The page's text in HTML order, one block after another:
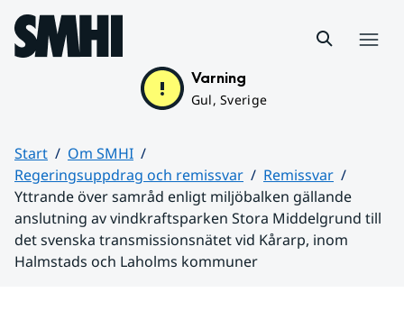
Hoppa till sidans innehåll
Varning
Gul, Sverige
Start
Om SMHI
Regeringsuppdrag och remissvar
Remissvar
Yttrande över samråd enligt miljöbalken gällande
anslutning av vindkraftsparken Stora Middelgrund till
det svenska transmissionsnätet vid Kårarp, inom
Halmstads och Laholms kommuner